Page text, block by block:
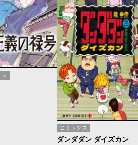
コミックス
ダンダダン ダイズカン